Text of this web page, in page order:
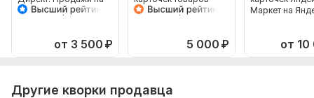
Яндекс Маркет
от 3 500 ₽
Яндекс Маркет в
5 000 ₽
Маркет на
от
Другие кворки продавца